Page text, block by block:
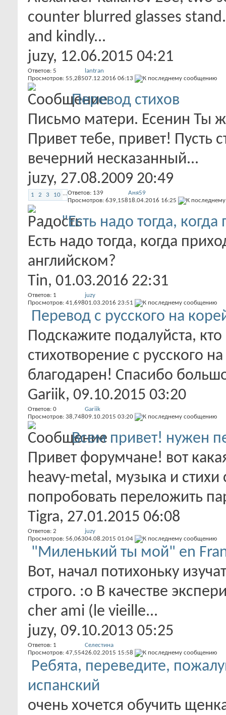
counter blurred glasses
and kindly...
juzy, 12.06.2015 04:21
Ответов: 5
Просмотров: 55,285
lantran
07.12.2016 06:13
Перевод стихов
Письмо матери. Есенин Ты
Привет тебе, привет! Пусть
вечерний несказанный...
juzy, 27.08.2009 20:49
1 2 3 ...
10 Ответов: 139
Просмотров: 639,158
Аня59
18.04.2016 16:25
"Есть надо тогда,
Есть надо тогда, когда
английском?
Tin, 01.03.2016 22:31
Ответов: 1
Просмотров: 41,698
juzy
01.03.2016 23:51
Перевод с русского на
Подскажите подалуйста,
стихотворение с русского
благодарен! Спасибо
Gariik, 09.10.2015 03:20
Ответов: 0
Просмотров: 38,748
Gariik
09.10.2015 03:20
Всем привет! нужен
Привет форумчане! вот
heavy-metal, музыка и
попробовать переложить
Tigra, 27.01.2015 06:08
Ответов: 2
Просмотров: 56,063
juzy
04.08.2015 01:04
"Миленький ты мой" en
Вот, начал потихоньку
строго. :o В качестве
cher ami (le vieille...
juzy, 09.10.2013 05:25
Ответов: 1
Просмотров: 47,554
Селестина
26.02.2015 15:58
Ребята, переведите,
испанский
очень хочется обучить